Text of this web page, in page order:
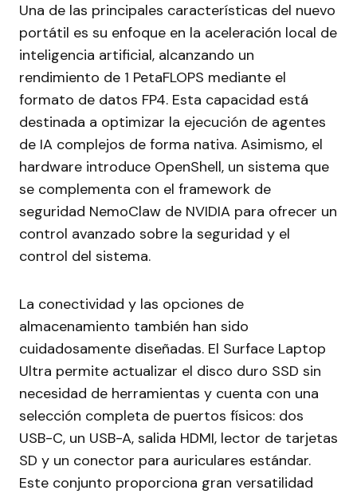
Una de las principales características del nuevo
portátil es su enfoque en la aceleración local de
inteligencia artificial, alcanzando un
rendimiento de 1 PetaFLOPS mediante el
formato de datos FP4. Esta capacidad está
destinada a optimizar la ejecución de agentes
de IA complejos de forma nativa. Asimismo, el
hardware introduce OpenShell, un sistema que
se complementa con el framework de
seguridad NemoClaw de NVIDIA para ofrecer un
control avanzado sobre la seguridad y el
control del sistema.
La conectividad y las opciones de
almacenamiento también han sido
cuidadosamente diseñadas. El Surface Laptop
Ultra permite actualizar el disco duro SSD sin
necesidad de herramientas y cuenta con una
selección completa de puertos físicos: dos
USB-C, un USB-A, salida HDMI, lector de tarjetas
SD y un conector para auriculares estándar.
Este conjunto proporciona gran versatilidad